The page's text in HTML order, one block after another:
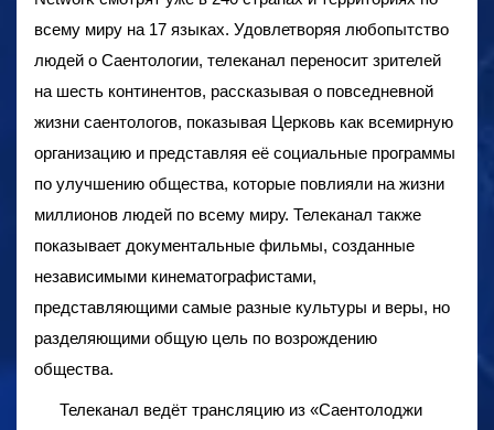
всему миру на 17 языках. Удовлетворяя любопытство
людей о Саентологии, телеканал переносит зрителей
на шесть континентов, рассказывая о повседневной
жизни саентологов, показывая Церковь как всемирную
организацию и представляя её социальные программы
по улучшению общества, которые повлияли на жизни
миллионов людей по всему миру. Телеканал также
показывает документальные фильмы, созданные
независимыми кинематографистами,
представляющими самые разные культуры и веры, но
разделяющими общую цель по возрождению
общества.
Телеканал ведёт трансляцию из «Саентолоджи